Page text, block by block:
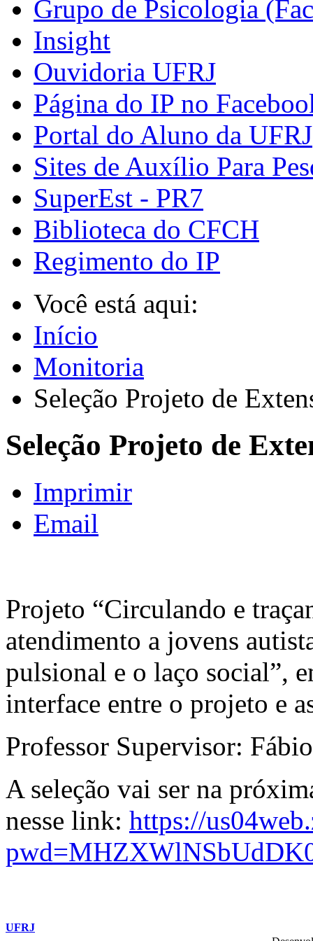
Grupo de Psicologia
Insight
Ouvidoria UFRJ
Página do IP no
Portal do Aluno da UFRJ
Sites de Auxílio Para
SuperEst - PR7
Biblioteca do CFCH
Regimento do IP
Você está aqui:
Início
Monitoria
Seleção Projeto de
Seleção Projeto de
Imprimir
Email
Projeto “Circulando e
atendimento a jovens
pulsional e o laço social”,
interface entre o projeto e
Professor Supervisor:
A seleção vai ser na
nesse link: https://
UFRJ